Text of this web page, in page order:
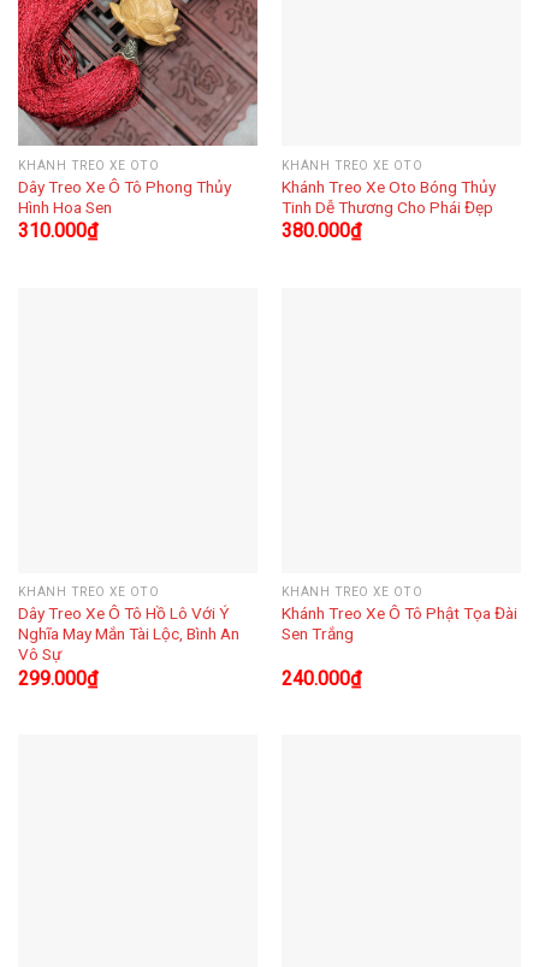
KHÁNH TREO XE OTO
Dây Treo Xe Ô Tô Phong Thủy
Hình Hoa Sen
310.000₫
KHÁNH TREO XE OTO
Khánh Treo Xe Oto Bóng Thủy
Tinh Dễ Thương Cho Phái Đẹp
380.000₫
KHÁNH TREO XE OTO
Dây Treo Xe Ô Tô Hồ Lô Với Ý
Nghĩa May Mắn Tài Lộc, Bình An
Vô Sự
299.000₫
KHÁNH TREO XE OTO
Khánh Treo Xe Ô Tô Phật Tọa Đài
Sen Trắng
240.000₫